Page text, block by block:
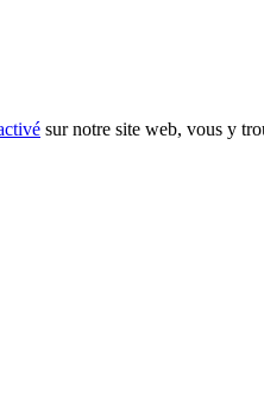
sur notre site web, vous y